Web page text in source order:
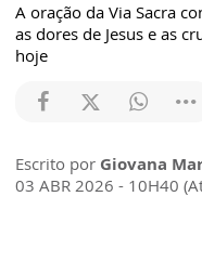
A oração da Via Sacra
as dores de Jesus e as
hoje
Escrito por Giovana
03 ABR 2026 - 10H40